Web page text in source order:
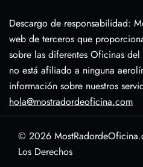
Descargo de responsabilidad:
web de terceros que
sobre las diferentes Oficinas
no está afiliado a ninguna
información sobre nuestros
hola@mostradordeoficina.com
© 2026
Los Derechos